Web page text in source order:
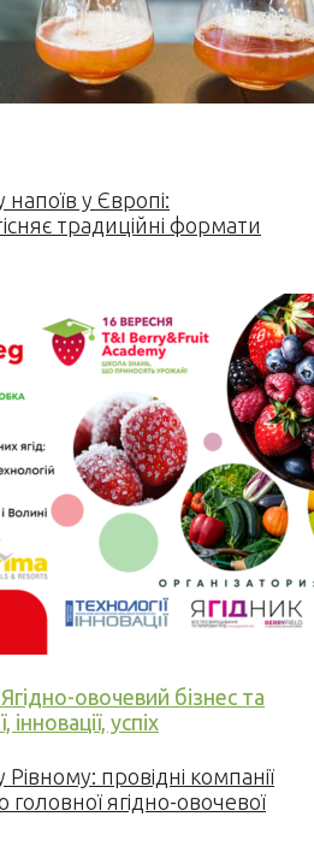
у Європі:
традиційні формати
овочевий бізнес та
успіх
провідні компанії
головної ягідно-овочевої